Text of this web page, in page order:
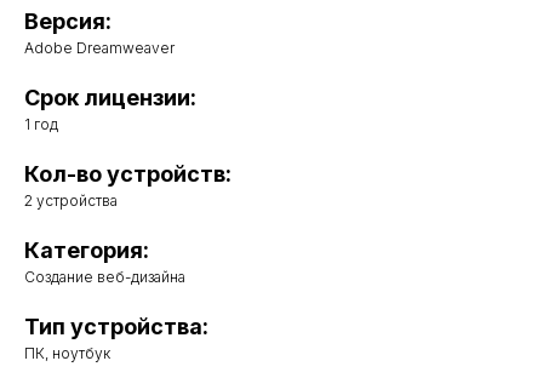
Версия:
Adobe Dreamweaver
Срок лицензии:
1 год
Кол-во устройств:
2 устройства
Категория:
Создание веб-дизайна
Тип устройства:
ПК, ноутбук